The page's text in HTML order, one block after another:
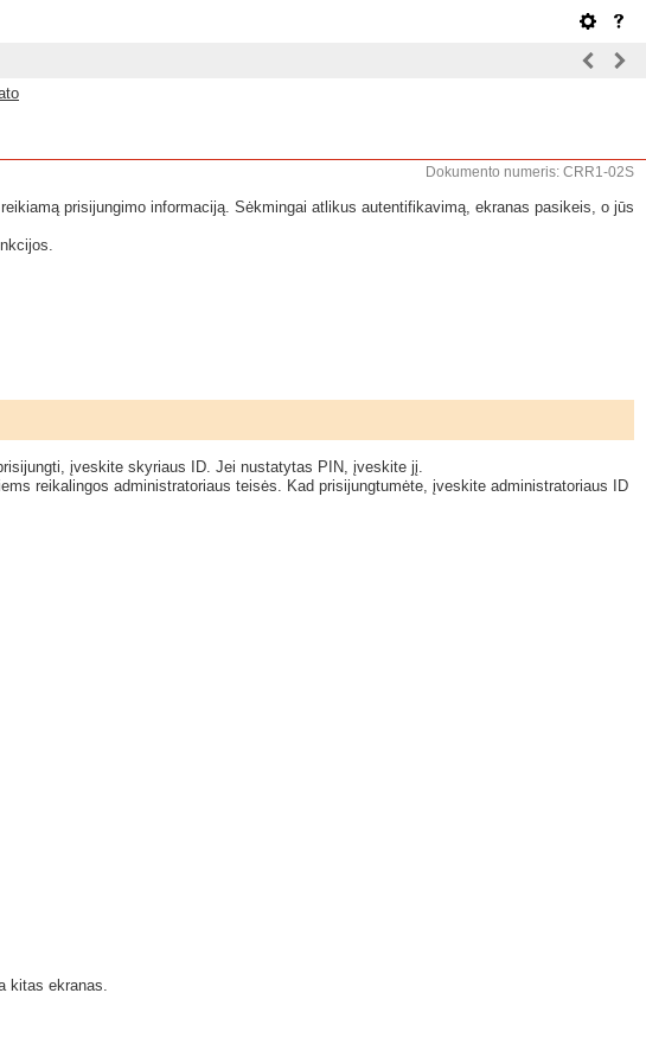
Dokumento numeris: CRR1-02S
prisijungimo informaciją. Sėkmingai atlikus autentifikavimą, ekranas pasikeis, o jūs
įveskite skyriaus ID. Jei nustatytas PIN, įveskite jį.
reikalingos administratoriaus teisės. Kad prisijungtumėte, įveskite administratoriaus ID
kitas ekranas.